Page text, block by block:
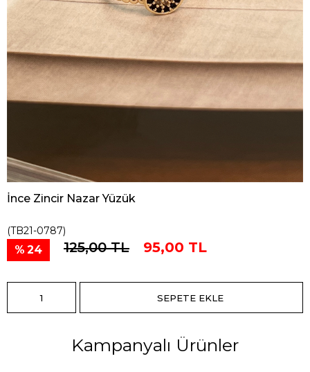
İnce Zincir Nazar Yüzük
(TB21-0787)
24 125,00 TL 95,00 TL
Kampanyalı Ürünler